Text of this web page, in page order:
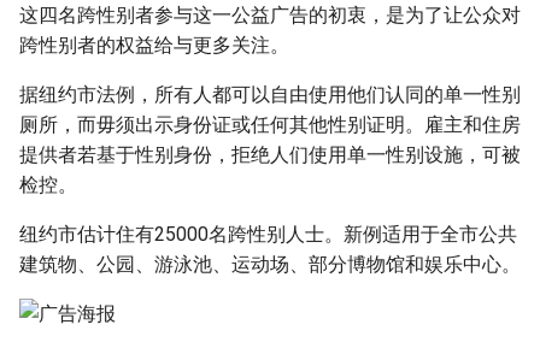
这四名跨性别者参与这一公益广告的初衷，是为了让公众对
跨性别者的权益给与更多关注。
据纽约市法例，所有人都可以自由使用他们认同的单一性别
厕所，而毋须出示身份证或任何其他性别证明。雇主和住房
提供者若基于性别身份，拒绝人们使用单一性别设施，可被
检控。
纽约市估计住有25000名跨性别人士。新例适用于全市公共
建筑物、公园、游泳池、运动场、部分博物馆和娱乐中心。